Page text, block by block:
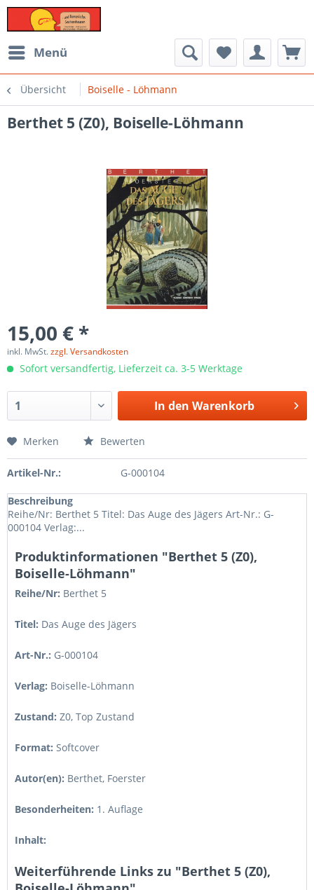
Menü
Übersicht Boiselle - Löhmann
Berthet 5 (Z0), Boiselle-Löhmann
15,00 € *
inkl. MwSt.zzgl. Versandkosten
Sofort versandfertig, Lieferzeit ca. 3-5 Werktage
In den Warenkorb
Merken Bewerten
Artikel-Nr.: G-000104
Beschreibung
Reihe/Nr: Berthet 5 Titel: Das Auge des Jägers Art-Nr.: G-
000104 Verlag:...
Produktinformationen "Berthet 5 (Z0),
Boiselle-Löhmann"
Reihe/Nr: Berthet 5
Titel: Das Auge des Jägers
Art-Nr.: G-000104
Verlag: Boiselle-Löhmann
Zustand: Z0, Top Zustand
Format: Softcover
Autor(en): Berthet, Foerster
Besonderheiten: 1. Auflage
Inhalt:
Weiterführende Links zu "Berthet 5 (Z0),